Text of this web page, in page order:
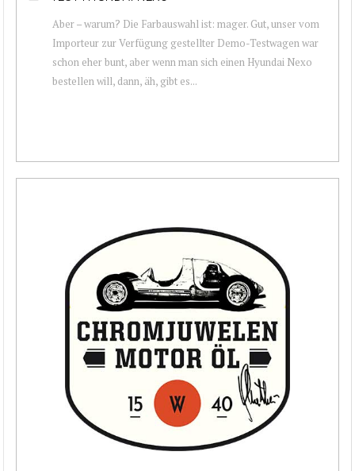
Aber – warum? Die Farbauswahl ist: mager. Gut, unser vom
Importeur zur Verfügung gestellter Demo-Testwagen war
schon eher bunt, aber wenn man sich einen Hyundai Nexo
bestellen will, dann, äh, gibt es...